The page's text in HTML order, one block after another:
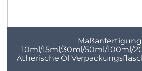
Maßanfertigung
10ml/15ml/30ml/50ml/100ml/
Ätherische Öl